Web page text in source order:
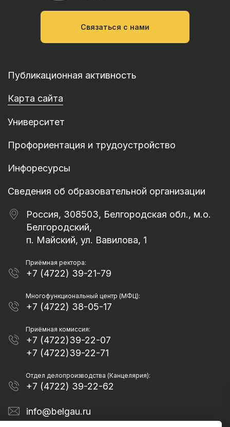
Связаться с нами
Публикационная активность
Карта сайта
Университет
Профориентация и трудоустройство
Инфоресурсы
Сведения об образовательной организации
Россия, 308503, Белгородская обл., м.о.
Белгородский,
п. Майский, ул. Вавилова, 1
Приёмная ректора:
+7 (4722) 39-21-79
Многофункциональный центр (МФЦ):
+7 (4722) 38-05-17
Приёмная комиссия:
+7 (4722)39-22-07
+7 (4722)39-22-71
Отдел делопроизводства (Канцелярия):
+7 (4722) 39-22-62
info@belgau.ru